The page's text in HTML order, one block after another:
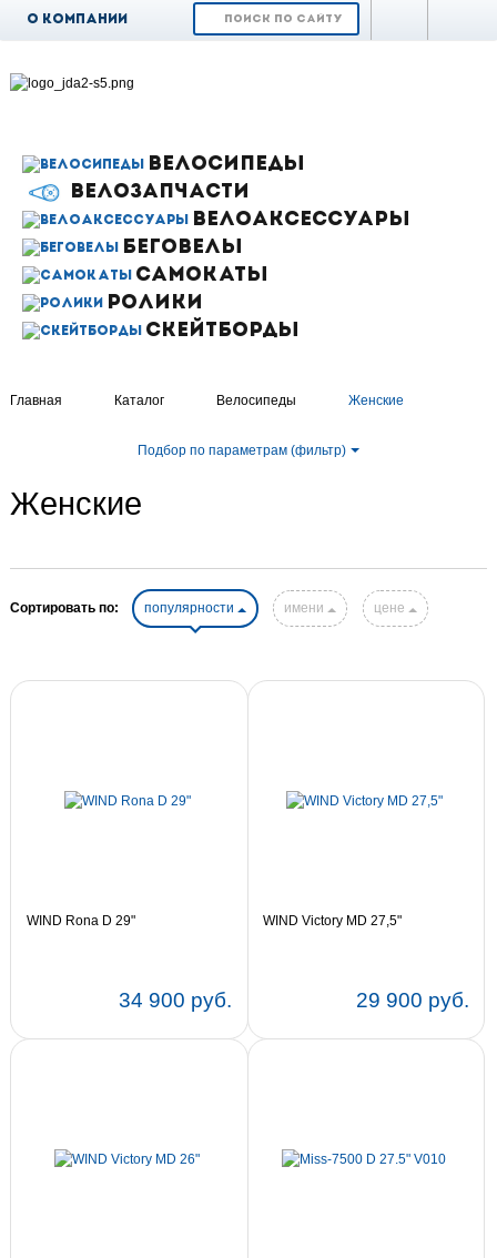
О компании
оплата
Гарантия
Контакты
Новости
ВЕЛОСИПЕДЫ
ВЕЛОЗАПЧАСТИ
ВЕЛОАКСЕССУАРЫ
БЕГОВЕЛЫ
САМОКАТЫ
РОЛИКИ
СКЕЙТБОРДЫ
Главная Каталог Велосипеды Женские
Подбор по параметрам (фильтр)
Женские
Сортировать по: популярности имени цене
WIND Rona D 29"
34 900 руб.
WIND Victory MD 27,5"
29 900 руб.